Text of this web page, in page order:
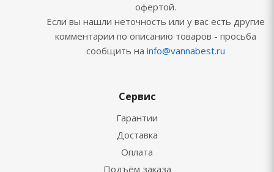
офертой.
Если вы нашли неточность или у вас есть другие
комментарии по описанию товаров - просьба
сообщить на info@vannabest.ru
Сервис
Гарантии
Доставка
Оплата
Подъём заказа